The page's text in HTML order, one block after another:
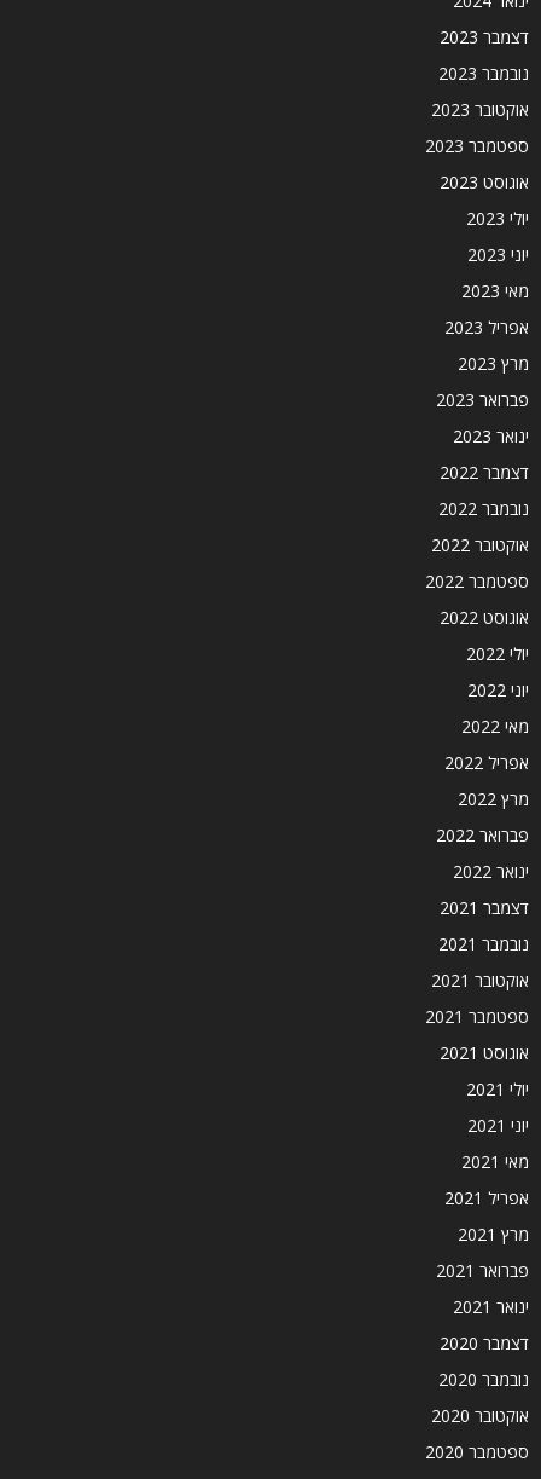
דצמבר 2023
נובמבר 2023
אוקטובר 2023
ספטמבר 2023
אוגוסט 2023
יולי 2023
יוני 2023
מאי 2023
אפריל 2023
מרץ 2023
פברואר 2023
ינואר 2023
דצמבר 2022
נובמבר 2022
אוקטובר 2022
ספטמבר 2022
אוגוסט 2022
יולי 2022
יוני 2022
מאי 2022
אפריל 2022
מרץ 2022
פברואר 2022
ינואר 2022
דצמבר 2021
נובמבר 2021
אוקטובר 2021
ספטמבר 2021
אוגוסט 2021
יולי 2021
יוני 2021
מאי 2021
אפריל 2021
מרץ 2021
פברואר 2021
ינואר 2021
דצמבר 2020
נובמבר 2020
אוקטובר 2020
ספטמבר 2020